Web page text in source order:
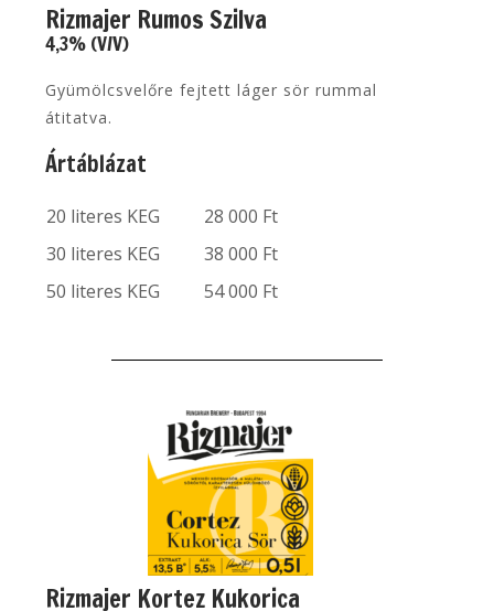
Rizmajer Rumos Szilva
4,3% (V/V)
Gyümölcsvelőre fejtett láger sör rummal
átitatva.
Ártáblázat
20 literes KEG
28 000 Ft
30 literes KEG
38 000 Ft
50 literes KEG
54 000 Ft
Rizmajer Kortez Kukorica